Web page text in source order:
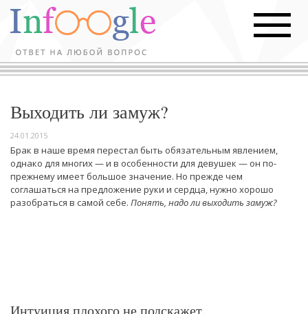
Выходить ли замуж?
24.01.2015
Брак в наше время перестал быть обязательным явлением,
однако для многих — и в особенности для девушек — он по-
прежнему имеет большое значение. Но прежде чем
соглашаться на предложение руки и сердца, нужно хорошо
разобраться в самой себе. Понять, надо ли выходить замуж?
Интуиция плохого не подскажет.